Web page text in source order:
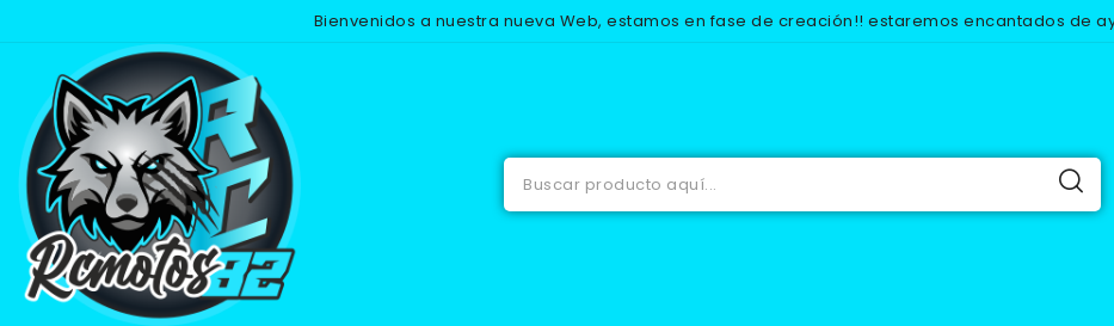
Bienvenidos a nuestra nueva Web, estamos en fase de creación!! estaremos encantados de